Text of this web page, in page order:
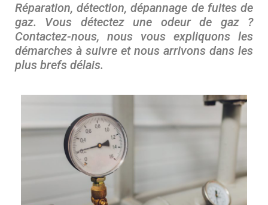
Réparation, détection, dépannage de fuites de
gaz. Vous détectez une odeur de gaz ?
Contactez-nous, nous vous expliquons les
démarches à suivre et nous arrivons dans les
plus brefs délais.